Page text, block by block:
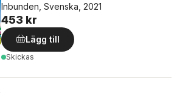
Inbunden, Svenska, 2021
453 kr
Lägg till
Skickas